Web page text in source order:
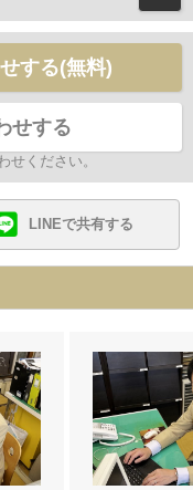
する(無料)
せする
せください。
LINEで共有する